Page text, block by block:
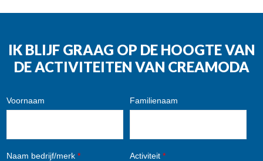
IK BLIJF GRAAG OP DE HOOGTE VAN
DE ACTIVITEITEN VAN CREAMODA
Voornaam Familienaam
Naam bedrijf/merk * Activiteit *